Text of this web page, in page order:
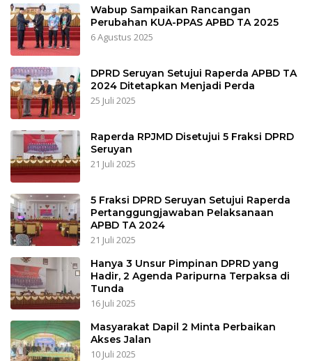
Wabup Sampaikan Rancangan
Perubahan KUA-PPAS APBD TA 2025
6 Agustus 2025
DPRD Seruyan Setujui Raperda APBD TA
2024 Ditetapkan Menjadi Perda
25 Juli 2025
Raperda RPJMD Disetujui 5 Fraksi DPRD
Seruyan
21 Juli 2025
5 Fraksi DPRD Seruyan Setujui Raperda
Pertanggungjawaban Pelaksanaan
APBD TA 2024
21 Juli 2025
Hanya 3 Unsur Pimpinan DPRD yang
Hadir, 2 Agenda Paripurna Terpaksa di
Tunda
16 Juli 2025
Masyarakat Dapil 2 Minta Perbaikan
Akses Jalan
10 Juli 2025